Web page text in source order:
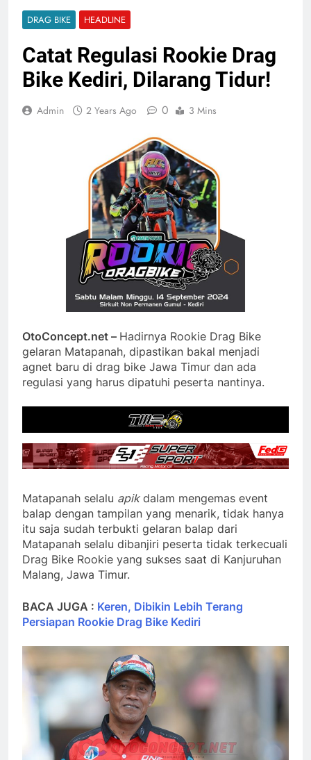
DRAG BIKE HEADLINE
Catat Regulasi Rookie Drag
Bike Kediri, Dilarang Tidur!
Admin 2 Years Ago 0 3 Mins
OtoConcept.net – Hadirnya Rookie Drag Bike
gelaran Matapanah, dipastikan bakal menjadi
agnet baru di drag bike Jawa Timur dan ada
regulasi yang harus dipatuhi peserta nantinya.
Matapanah selalu apikdalam mengemas event
balap dengan tampilan yang menarik, tidak hanya
itu saja sudah terbukti gelaran balap dari
Matapanah selalu dibanjiri peserta tidak terkecuali
Drag Bike Rookie yang sukses saat di Kanjuruhan
Malang, Jawa Timur.
BACA JUGA : Keren, Dibikin Lebih Terang
Persiapan Rookie Drag Bike Kediri